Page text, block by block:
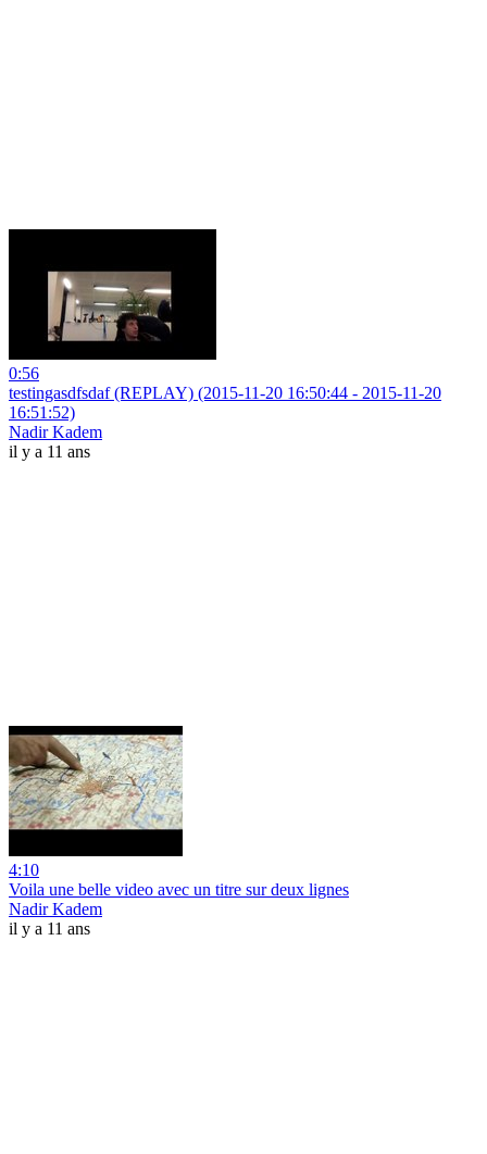
0:56
testingasdfsdaf (REPLAY) (2015-11-20 16:50:44 - 2015-11-20
16:51:52)
Nadir Kadem
il y a 11 ans
4:10
Voila une belle video avec un titre sur deux lignes
Nadir Kadem
il y a 11 ans